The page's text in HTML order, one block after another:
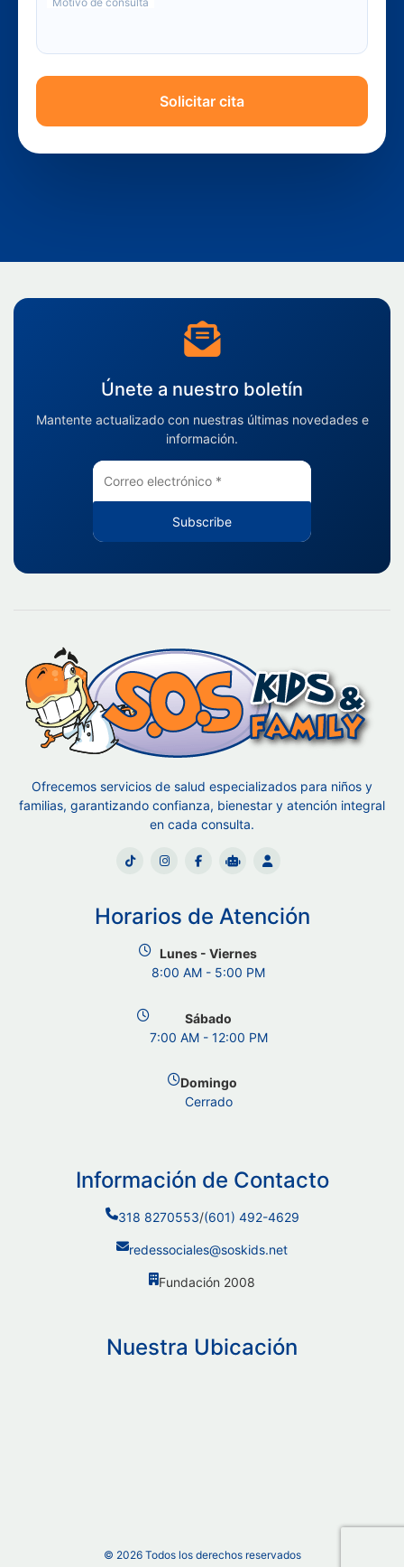
Solicitar cita
Únete a nuestro boletín
Mantente actualizado con nuestras últimas novedades e
información.
Subscribe
Ofrecemos servicios de salud especializados para niños y
familias, garantizando confianza, bienestar y atención integral
en cada consulta.
Horarios de Atención
Lunes - Viernes
8:00 AM - 5:00 PM
Sábado
7:00 AM - 12:00 PM
Domingo
Cerrado
Información de Contacto
318 8270553/(601) 492-4629
redessociales@soskids.net
Fundación 2008
Nuestra Ubicación
© 2026Todos los derechos reservados